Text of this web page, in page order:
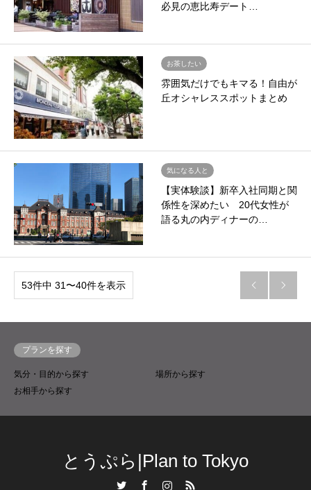
必見の恵比寿デート…
お茶したい
雰囲気だけでもキマる！自由が
丘オシャレススポットまとめ
気になる人と
【実体験談】新卒入社同期と関
係性を深めたい 20代女性が
語る丸の内ディナーの…
53件中 31〜40件を表示  
プランを探す
気分・目的から探す
場所から探す
お相手から探す
とうぷら|Plan to Tokyo
RSS